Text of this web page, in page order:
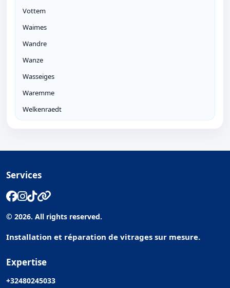
Vottem
Waimes
Wandre
Wanze
Wasseiges
Waremme
Welkenraedt
Services
© 2026. All rights reserved.
Installation et réparation de vitrages sur mesure.
Expertise
+32480245033